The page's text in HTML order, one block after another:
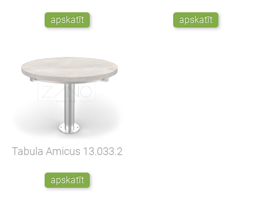
apskatīt apskatīt
Tabula Amicus 13.033.2
apskatīt